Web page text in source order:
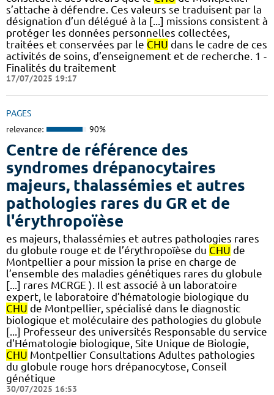
s’attache à défendre. Ces valeurs se traduisent par la
désignation d’un délégué à la [...] missions consistent à
protéger les données personnelles collectées,
traitées et conservées par le CHU dans le cadre de ces
activités de soins, d’enseignement et de recherche. 1 -
Finalités du traitement
17/07/2025 19:17
PAGES
relevance: 90%
Centre de référence des
syndromes drépanocytaires
majeurs, thalassémies et autres
pathologies rares du GR et de
l'érythropoïèse
es majeurs, thalassémies et autres pathologies rares
du globule rouge et de l’érythropoïèse du CHU de
Montpellier a pour mission la prise en charge de
l’ensemble des maladies génétiques rares du globule
[...] rares MCRGE ). Il est associé à un laboratoire
expert, le laboratoire d’hématologie biologique du
CHU de Montpellier, spécialisé dans le diagnostic
biologique et moléculaire des pathologies du globule
[...] Professeur des universités Responsable du service
d'Hématologie biologique, Site Unique de Biologie,
CHU Montpellier Consultations Adultes pathologies
du globule rouge hors drépanocytose, Conseil
génétique
30/07/2025 16:53